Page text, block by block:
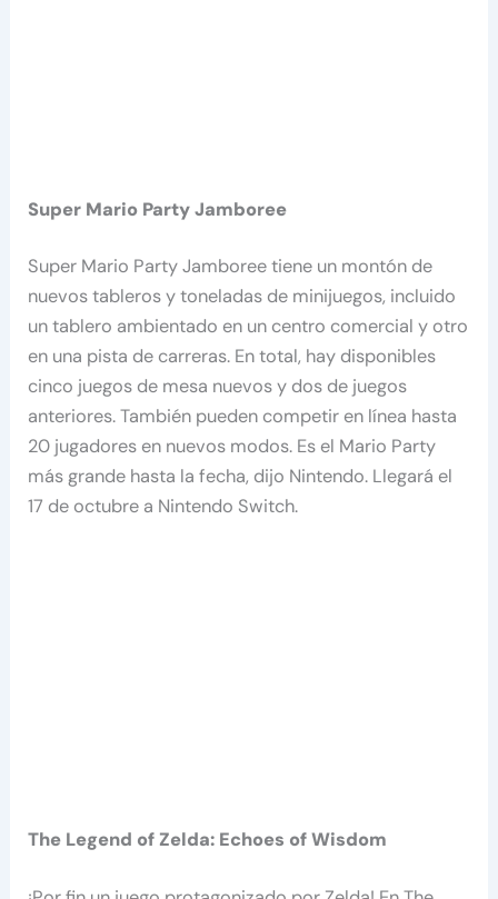
Super Mario Party Jamboree
Super Mario Party Jamboree tiene un montón de
nuevos tableros y toneladas de minijuegos, incluido
un tablero ambientado en un centro comercial y otro
en una pista de carreras. En total, hay disponibles
cinco juegos de mesa nuevos y dos de juegos
anteriores. También pueden competir en línea hasta
20 jugadores en nuevos modos. Es el Mario Party
más grande hasta la fecha, dijo Nintendo. Llegará el
17 de octubre a Nintendo Switch.
The Legend of Zelda: Echoes of Wisdom